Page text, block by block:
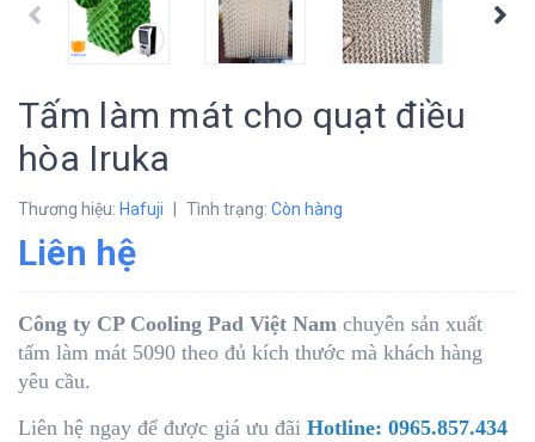
prev
Tấm làm mát cho quạt điều
hòa Iruka
Thương hiệu: Hafuji Tình trạng: Còn hàng
Liên hệ
Công ty CP Cooling Pad Việt Nam chuyên sản xuất
tấm làm mát 5090 theo đủ kích thước mà khách hàng
yêu cầu.
Liên hệ ngay để được giá ưu đãi Hotline: 0965.857.434